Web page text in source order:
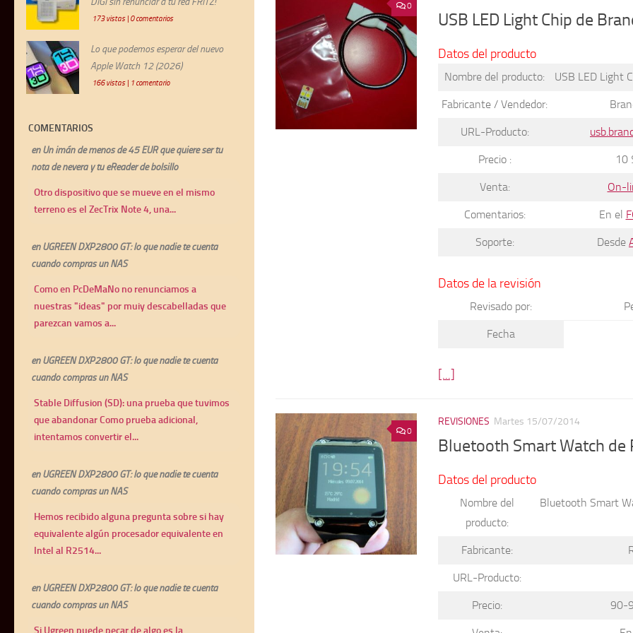
0
USB LED Light Chip de
Datos del producto
Nombre del producto: USB LED Light
Fabricante / Vendedor:
URL-Producto:
Precio : 10
Venta: On-
Comentarios: En el
Soporte: Desde
Datos de la revisión
Revisado por:
Fecha
[...]
0
REVISIONES Martes 15/07/2014
Bluetooth Smart Watch de
Datos del producto
Nombre del
producto:
Bluetooth Smart
Fabricante:
URL-Producto:
Precio: 90-
173 vistas| 0 comentarios
Lo que podemos esperar del nuevo
Apple Watch 12 (2026)
166 vistas| 1 comentario
COMENTARIOS
enUn imán de menos de 45 EUR que quiere ser tu
nota de nevera y tu eReader de bolsillo
Otro dispositivo que se mueve en el mismo
terreno es el ZecTrix Note 4, una...
enUGREEN DXP2800 GT: lo que nadie te cuenta
cuando compras un NAS
Como en PcDeMaNo no renunciamos a
nuestras "ideas" por muiy descabelladas que
parezcan vamos a...
enUGREEN DXP2800 GT: lo que nadie te cuenta
cuando compras un NAS
Stable Diffusion (SD): una prueba que tuvimos
que abandonar Como prueba adicional,
intentamos convertir el...
enUGREEN DXP2800 GT: lo que nadie te cuenta
cuando compras un NAS
Hemos recibido alguna pregunta sobre si hay
equivalente algún procesador equivalente en
Intel al R2514...
enUGREEN DXP2800 GT: lo que nadie te cuenta
cuando compras un NAS